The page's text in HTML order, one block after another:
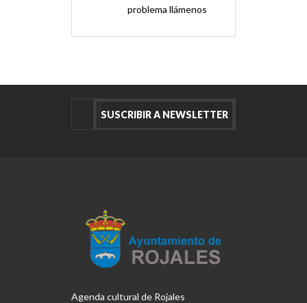
problema llámenos
Agenda cultural de Rojales